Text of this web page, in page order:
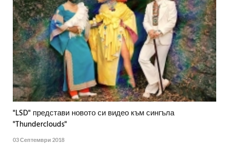
"LSD" представи новото си видео към сингъла
"Thunderclouds"
03 Септември 2018